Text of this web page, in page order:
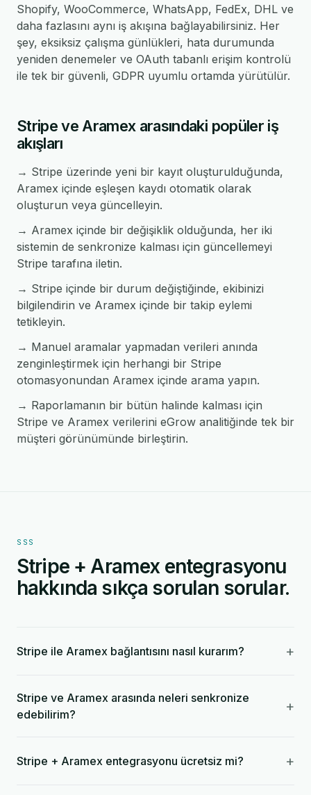
Shopify, WooCommerce, WhatsApp, FedEx, DHL ve
daha fazlasını aynı iş akışına bağlayabilirsiniz. Her
şey, eksiksiz çalışma günlükleri, hata durumunda
yeniden denemeler ve OAuth tabanlı erişim kontrolü
ile tek bir güvenli, GDPR uyumlu ortamda yürütülür.
Stripe ve Aramex arasındaki popüler iş
akışları
→ Stripe üzerinde yeni bir kayıt oluşturulduğunda,
Aramex içinde eşleşen kaydı otomatik olarak
oluşturun veya güncelleyin.
→ Aramex içinde bir değişiklik olduğunda, her iki
sistemin de senkronize kalması için güncellemeyi
Stripe tarafına iletin.
→ Stripe içinde bir durum değiştiğinde, ekibinizi
bilgilendirin ve Aramex içinde bir takip eylemi
tetikleyin.
→ Manuel aramalar yapmadan verileri anında
zenginleştirmek için herhangi bir Stripe
otomasyonundan Aramex içinde arama yapın.
→ Raporlamanın bir bütün halinde kalması için
Stripe ve Aramex verilerini eGrow analitiğinde tek bir
müşteri görünümünde birleştirin.
SSS
Stripe + Aramex entegrasyonu
hakkında sıkça sorulan sorular.
Stripe ile Aramex bağlantısını nasıl kurarım? +
Stripe ve Aramex arasında neleri senkronize
edebilirim?
+
Stripe + Aramex entegrasyonu ücretsiz mi? +